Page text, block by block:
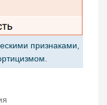
признаками,